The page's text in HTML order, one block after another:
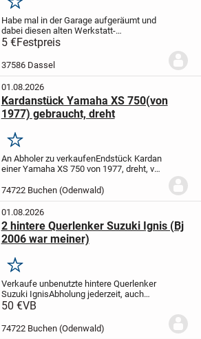
Merken
Habe mal in der Garage aufgeräumt und
dabei diesen alten Werkstatt-
Wagenheber gefunden. Der Vater hatte
dadrauf eine dicke Schraube
geschweisst die genau in die Loch-
Aufnahme von den alten Mercedes...
5 €Festpreis
37586 Dassel
01.08.2026
Kardanstück Yamaha XS 750(von
1977) gebraucht, dreht
Merken
An Abholer zu verkaufenEndstück Kardan
einer Yamaha XS 750 von 1977, dreht, voll
die benötigtAbholung auch
tagsüber01743827061
74722 Buchen (Odenwald)
01.08.2026
2 hintere Querlenker Suzuki Ignis (Bj
2006 war meiner)
Merken
Verkaufe unbenutzte hintere Querlenker
Suzuki IgnisAbholung jederzeit, auch
tagsüberBin berentet und oft
50 €VB
74722 Buchen (Odenwald)